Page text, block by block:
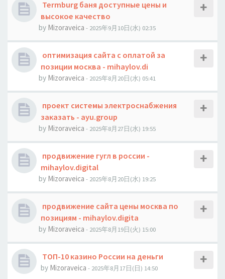
Termburg баня доступные цены и
высокое качество
by Mizoraveica - 2025年9月10日(水) 02:35
оптимизация сайта с оплатой за
позиции москва - mihaylov.di
by Mizoraveica - 2025年8月20日(水) 05:41
проект системы электроснабжения
заказать - ayu.group
by Mizoraveica - 2025年8月27日(水) 19:55
продвижение гугл в россии -
mihaylov.digital
by Mizoraveica - 2025年8月20日(水) 19:25
продвижение сайта цены москва по
позициям - mihaylov.digita
by Mizoraveica - 2025年8月19日(火) 15:00
ТОП-10 казино России на деньги
by Mizoraveica - 2025年8月17日(日) 14:50